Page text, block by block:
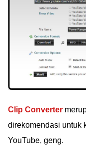
Clip Converter
direkomendasi untuk
YouTube, geng.